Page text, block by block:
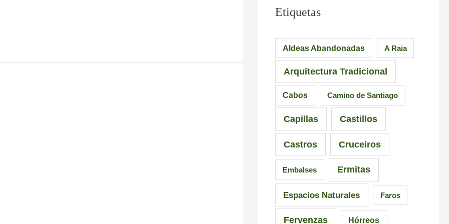
Etiquetas
Aldeas Abandonadas A Raia
Arquitectura Tradicional
Cabos Camino de Santiago
Capillas Castillos
Castros Cruceiros
Embalses Ermitas
Espacios Naturales Faros
Fervenzas Hórreos